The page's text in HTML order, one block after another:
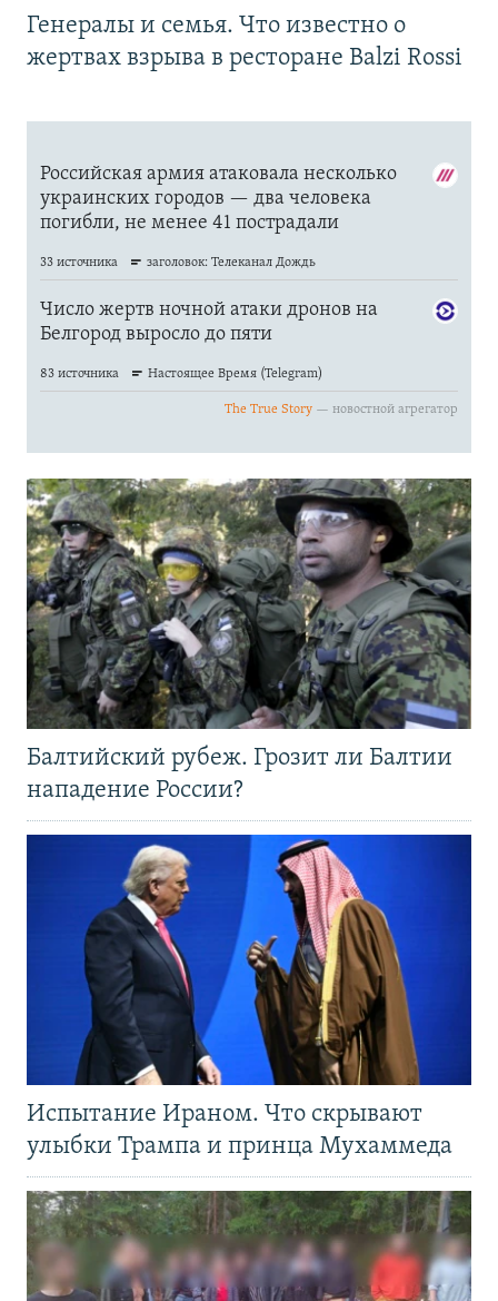
Генералы и семья. Что известно о
жертвах взрыва в ресторане Balzi Rossi
Балтийский рубеж. Грозит ли Балтии
нападение России?
Испытание Ираном. Что скрывают
улыбки Трампа и принца Мухаммеда